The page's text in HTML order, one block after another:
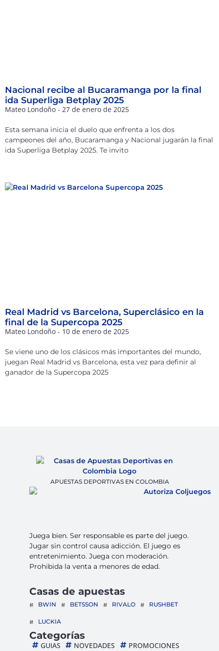
Nacional recibe al Bucaramanga por la final
ida Superliga Betplay 2025
Mateo Londoño 27 de enero de 2025
Esta semana inicia el duelo que enfrenta a los dos
campeones del año, Bucaramanga y Nacional jugarán la final
ida Superliga Betplay 2025. Te invito
Real Madrid vs Barcelona, Superclásico en la
final de la Supercopa 2025
Mateo Londoño 10 de enero de 2025
Se viene uno de los clásicos más importantes del mundo,
juegan Real Madrid vs Barcelona, esta vez para definir al
ganador de la Supercopa 2025
APUESTAS DEPORTIVAS EN COLOMBIA
Juega bien. Ser responsable es parte del juego.
Jugar sin control causa adicción. El juego es
entretenimiento. Juega con moderación.
Prohibida la venta a menores de edad.
Casas de apuestas
BWIN BETSSON RIVALO RUSHBET
LUCKIA
Categorías
GUIAS NOVEDADES
PROMOCIONES